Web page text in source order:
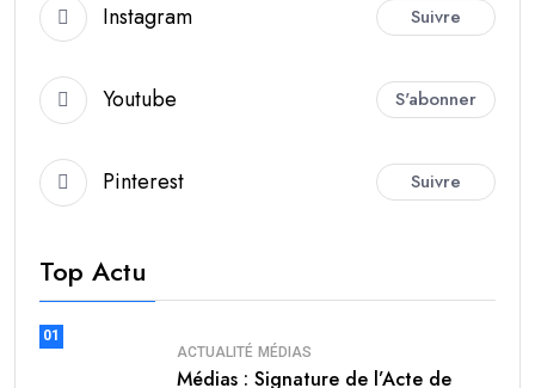
Instagram Suivre
Youtube S'abonner
Pinterest Suivre
Top Actu
01
ACTUALITÉ MÉDIAS
Médias : Signature de l’Acte de